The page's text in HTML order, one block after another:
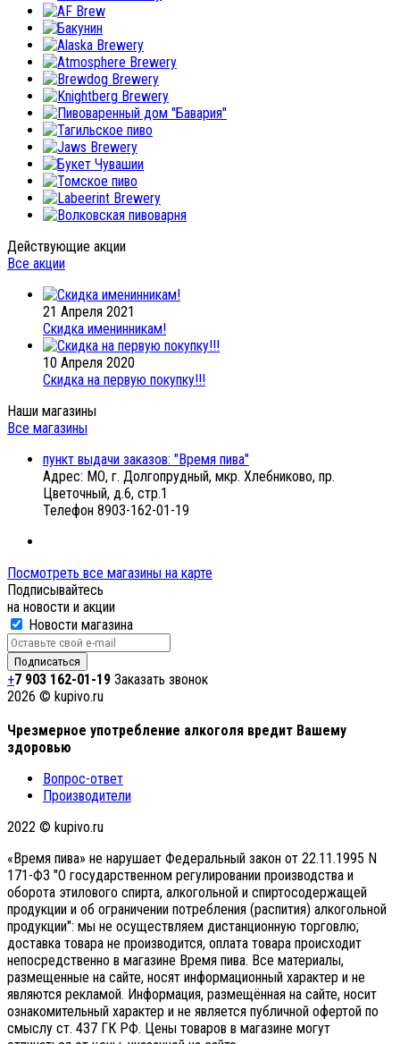
Действующие акции
Все акции
21 Апреля 2021
Скидка именинникам!
10 Апреля 2020
Скидка на первую покупку!!!
Наши магазины
Все магазины
пункт выдачи заказов: "Время пива"
Адрес: МО, г. Долгопрудный, мкр. Хлебниково, пр.
Цветочный, д.6, стр.1
Телефон 8903-162-01-19
Посмотреть все магазины на карте
Подписывайтесь
на новости и акции
Новости магазина
+7 903 162-01-19 Заказать звонок
2026 © kupivo.ru
Чрезмерное употребление алкоголя вредит Вашему
здоровью
Вопрос-ответ
Производители
2022 ©️ kupivo.ru
«Время пива» не нарушает Федеральный закон от 22.11.1995 N
171-ФЗ "О государственном регулировании производства и
оборота этилового спирта, алкогольной и спиртосодержащей
продукции и об ограничении потребления (распития) алкогольной
продукции": мы не осуществляем дистанционную торговлю;
доставка товара не производится, оплата товара происходит
непосредственно в магазине Время пива. Все материалы,
размещенные на сайте, носят информационный характер и не
являются рекламой. Информация, размещённая на сайте, носит
ознакомительный характер и не является публичной офертой по
смыслу ст. 437 ГК РФ. Цены товаров в магазине могут